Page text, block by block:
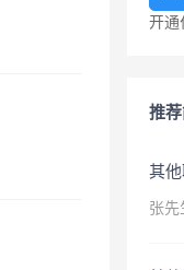
开通
推
其
张先